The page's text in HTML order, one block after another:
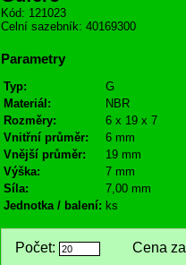
Kód: 121023
Celní sazebník: 40169300
Parametry
Typ:
G
Materiál:
NBR
Rozměry:
6 x 19 x 7
Vnitřní průměr:
6 mm
Vnější průměr:
19 mm
Výška:
7 mm
Síla:
7,00 mm
Jednotka / balení: ks
Počet: Cena za